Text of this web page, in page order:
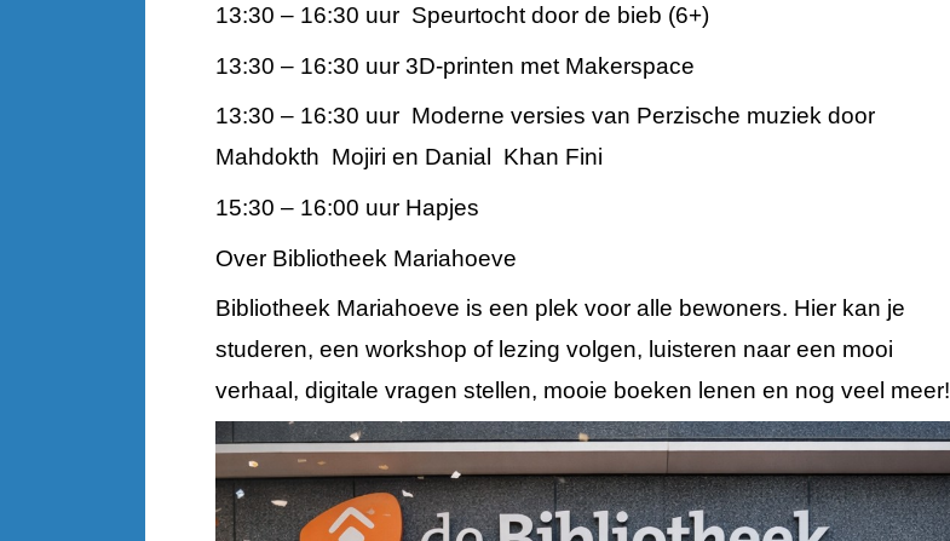
13:30 – 16:30 uur Speurtocht door de bieb (6+)
13:30 – 16:30 uur 3D-printen met Makerspace
13:30 – 16:30 uur Moderne versies van Perzische muziek door
Mahdokth Mojiri en Danial Khan Fini
15:30 – 16:00 uur Hapjes
Over Bibliotheek Mariahoeve
Bibliotheek Mariahoeve is een plek voor alle bewoners. Hier kan je
studeren, een workshop of lezing volgen, luisteren naar een mooi
verhaal, digitale vragen stellen, mooie boeken lenen en nog veel meer!